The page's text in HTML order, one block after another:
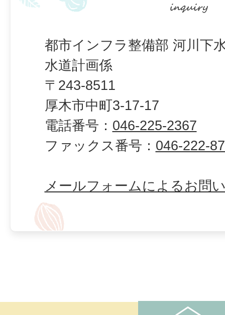
都市インフラ整備部 河川下
水道計画係
〒243-8511
厚木市中町3-17-17
電話番号： 046-225-2367
ファックス番号： 046-222-
メールフォームによるお問